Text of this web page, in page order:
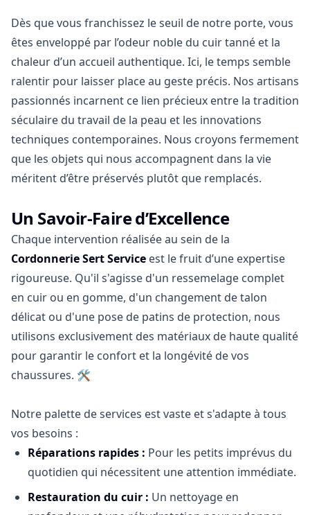
Dès que vous franchissez le seuil de notre porte, vous
êtes enveloppé par l’odeur noble du cuir tanné et la
chaleur d’un accueil authentique. Ici, le temps semble
ralentir pour laisser place au geste précis. Nos artisans
passionnés incarnent ce lien précieux entre la tradition
séculaire du travail de la peau et les innovations
techniques contemporaines. Nous croyons fermement
que les objets qui nous accompagnent dans la vie
méritent d’être préservés plutôt que remplacés.
Un Savoir-Faire d’Excellence
Chaque intervention réalisée au sein de la
Cordonnerie Sert Service est le fruit d’une expertise
rigoureuse. Qu'il s'agisse d'un ressemelage complet
en cuir ou en gomme, d'un changement de talon
délicat ou d'une pose de patins de protection, nous
utilisons exclusivement des matériaux de haute qualité
pour garantir le confort et la longévité de vos
chaussures. 🛠️
Notre palette de services est vaste et s'adapte à tous
vos besoins :
Réparations rapides : Pour les petits imprévus du
quotidien qui nécessitent une attention immédiate.
Restauration du cuir : Un nettoyage en